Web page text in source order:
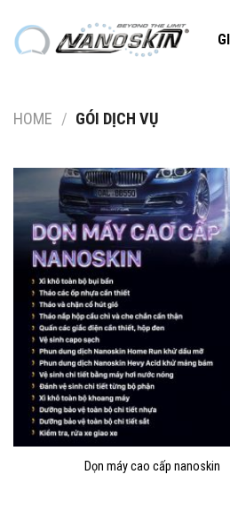
content
HOME / GÓI DỊCH VỤ
Dọn máy cao cấp nanoskin